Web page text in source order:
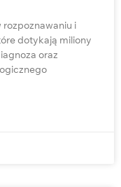
i
dotykają miliony
oraz